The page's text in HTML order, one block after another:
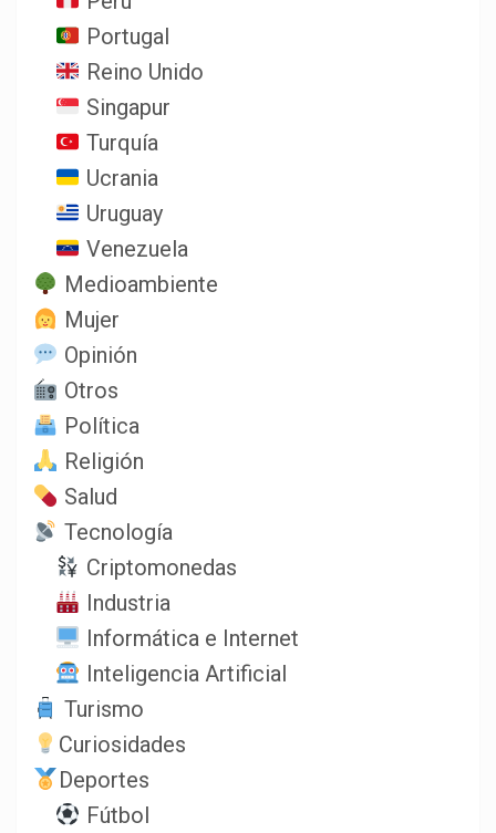
Portugal
Reino Unido
Singapur
Turquía
Ucrania
Uruguay
Venezuela
Medioambiente
Mujer
Opinión
Otros
Política
Religión
Salud
Tecnología
Criptomonedas
Industria
Informática e Internet
Inteligencia Artificial
Turismo
Curiosidades
Deportes
Fútbol